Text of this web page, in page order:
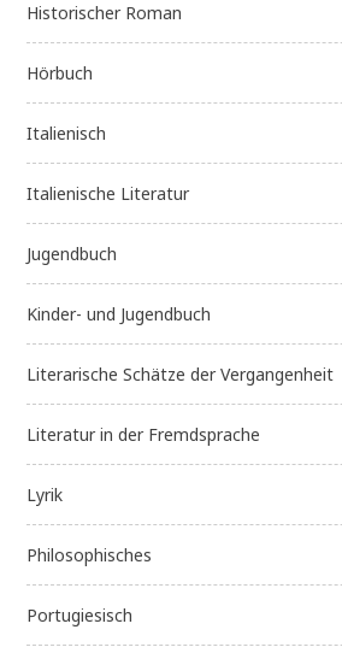
Historischer Roman
Hörbuch
Italienisch
Italienische Literatur
Jugendbuch
Kinder- und Jugendbuch
Literarische Schätze der Vergangenheit
Literatur in der Fremdsprache
Lyrik
Philosophisches
Portugiesisch